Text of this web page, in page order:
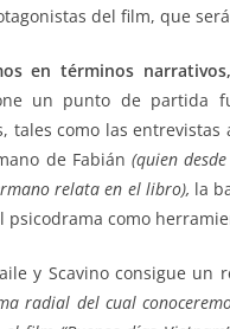
del film, que
en términos
un punto de partida
tales como las
de Fabián (quien
relata en el libro), la
psicodrama como
y Scavino consigue un
radial del cual